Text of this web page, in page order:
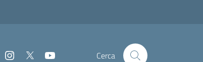
FacebookInstagram
Twitter Cerca